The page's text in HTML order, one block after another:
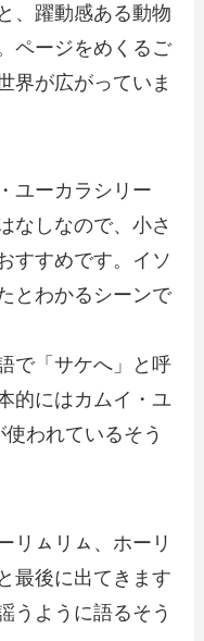
、躍動感ある動物
ページをめくるご
界が広がっていま
ユーカラシリー
なしなので、小さ
すすめです。イソ
とわかるシーンで
で「サケへ」と呼
的にはカムイ・ユ
われているそう
リㇺリㇺ、ホーリ
最後に出てきます
うように語るそう